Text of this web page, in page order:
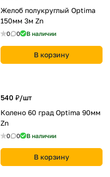
Желоб полукруглый Optima
150мм 3м Zn
0 0 В наличии
В корзину
540 ₽/шт
Колено 60 град Optima 90мм
Zn
0 0 В наличии
В корзину